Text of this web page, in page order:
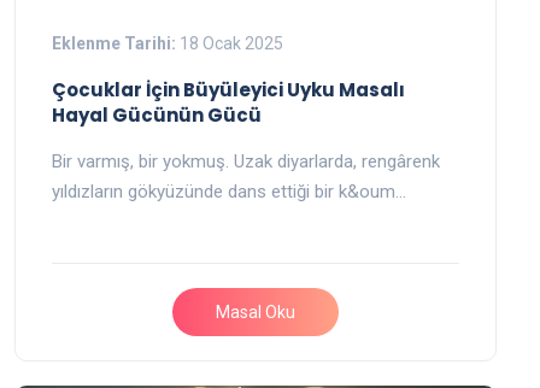
Eklenme Tarihi: 18 Ocak 2025
Çocuklar İçin Büyüleyici Uyku Masalı
Hayal Gücünün Gücü
Bir varmış, bir yokmuş. Uzak diyarlarda, rengârenk
yıldızların gökyüzünde dans ettiği bir k&oum…
Masal Oku